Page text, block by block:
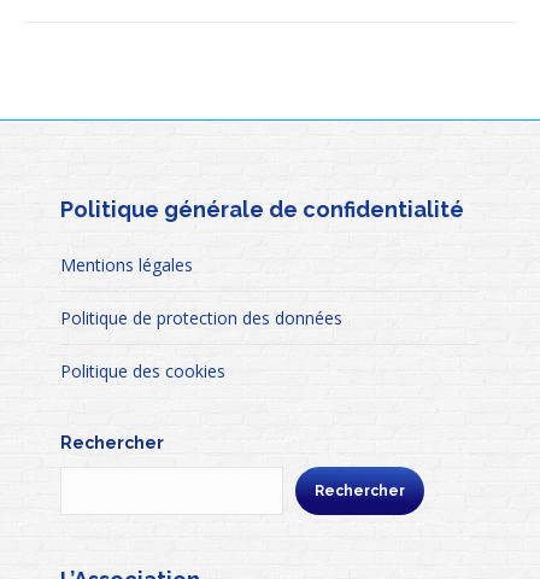
Politique générale de confidentialité
Mentions légales
Politique de protection des données
Politique des cookies
Rechercher
Rechercher